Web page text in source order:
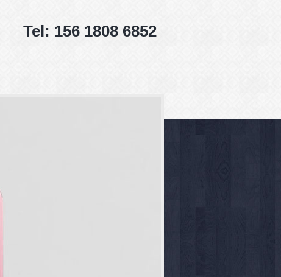
Tel: 156 1808 6852